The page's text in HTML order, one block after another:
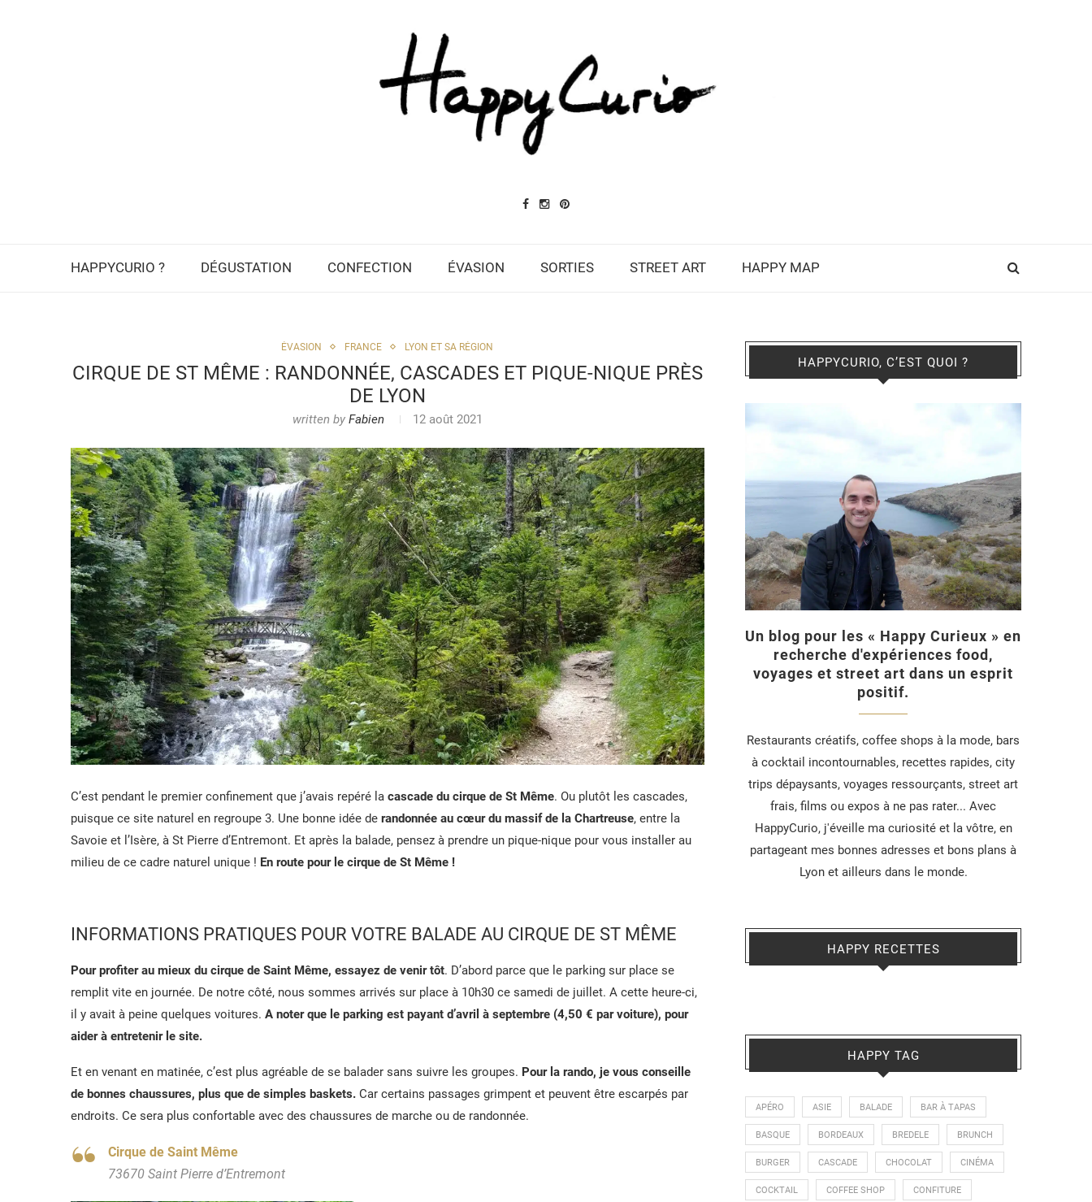
HAPPYCURIO ? DÉGUSTATION CONFECTION ÉVASION SORTIES STREET ART HAPPY MAP
ÉVASION FRANCE LYON ET SA RÉGION
CIRQUE DE ST MÊME : RANDONNÉE, CASCADES ET PIQUE-NIQUE PRÈS
DE LYON
written by Fabien 12 août 2021
C’est pendant le premier confinement que j’avais repéré la cascade du cirque de St Même. Ou plutôt les cascades,
puisque ce site naturel en regroupe 3. Une bonne idée de randonnée au cœur du massif de la Chartreuse, entre la
Savoie et l’Isère, à St Pierre d’Entremont. Et après la balade, pensez à prendre un pique-nique pour vous installer au
milieu de ce cadre naturel unique ! En route pour le cirque de St Même !
INFORMATIONS PRATIQUES POUR VOTRE BALADE AU CIRQUE DE ST MÊME
Pour profiter au mieux du cirque de Saint Même, essayez de venir tôt. D’abord parce que le parking sur place se
remplit vite en journée. De notre côté, nous sommes arrivés sur place à 10h30 ce samedi de juillet. A cette heure-ci,
il y avait à peine quelques voitures. A noter que le parking est payant d’avril à septembre (4,50 € par voiture), pour
aider à entretenir le site.
Et en venant en matinée, c’est plus agréable de se balader sans suivre les groupes. Pour la rando, je vous conseille
de bonnes chaussures, plus que de simples baskets. Car certains passages grimpent et peuvent être escarpés par
endroits. Ce sera plus confortable avec des chaussures de marche ou de randonnée.
Cirque de Saint Même
73670 Saint Pierre d’Entremont
HAPPYCURIO, C’EST QUOI ?
Un blog pour les « Happy Curieux » en
recherche d'expériences food,
voyages et street art dans un esprit
positif.
Restaurants créatifs, coffee shops à la mode, bars
à cocktail incontournables, recettes rapides, city
trips dépaysants, voyages ressourçants, street art
frais, films ou expos à ne pas rater... Avec
HappyCurio, j'éveille ma curiosité et la vôtre, en
partageant mes bonnes adresses et bons plans à
Lyon et ailleurs dans le monde.
HAPPY RECETTES
HAPPY TAG
APÉRO ASIE BALADE BAR À TAPAS
BASQUE BORDEAUX BREDELE BRUNCH
BURGER CASCADE CHOCOLAT CINÉMA
COCKTAIL COFFEE SHOP CONFITURE